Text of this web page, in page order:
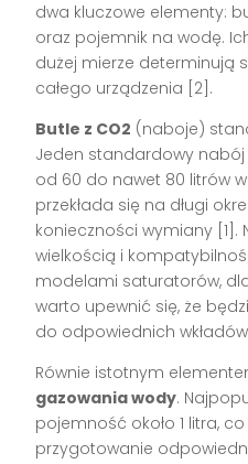
dwa kluczowe elementy:
oraz pojemnik na wodę.
dużej mierze determinują
całego urządzenia [2].
Butle z CO2 (naboje)
Jeden standardowy
od 60 do nawet 80 litrów
przekłada się na długi
konieczności wymiany [1].
wielkością i
modelami saturatorów,
warto upewnić się, że
do odpowiednich
Równie istotnym
gazowania wody.
pojemność około 1 litra,
przygotowanie